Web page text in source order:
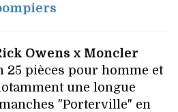
Owens x Moncler
pièces pour homme et
une longue
"Porterville" en